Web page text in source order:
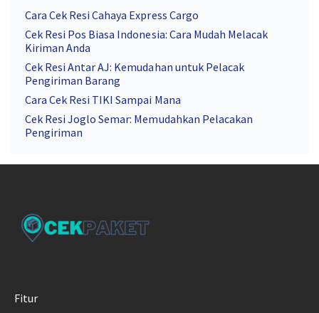
Cara Cek Resi Cahaya Express Cargo
Cek Resi Pos Biasa Indonesia: Cara Mudah Melacak
Kiriman Anda
Cek Resi Antar AJ: Kemudahan untuk Pelacak
Pengiriman Barang
Cara Cek Resi TIKI Sampai Mana
Cek Resi Joglo Semar: Memudahkan Pelacakan
Pengiriman
Fitur